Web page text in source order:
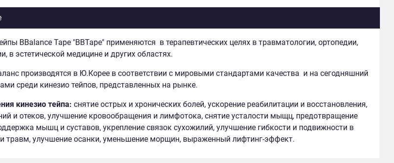
BBalance Tape "BBTape" применяются в терапевтических целях в травматологии, ортопедии,
в эстетической медицине и других областях.
производятся в Ю.Корее в соответствии с мировыми стандартами качества и на сегодняшний
среди кинезио тейпов, представленных на рынке.
кинезио тейпа: снятие острых и хронических болей, ускорение реабилитации и восстановления,
и отеков, улучшение кровообращения и лимфотока, снятие усталости мыщц, предотвращение
мышц и суставов, укрепление связок сухожилий, улучшение гибкости и подвижности в
травм, улучшение осанки, уменьшение морщин, выраженный лифтинг-эффект.